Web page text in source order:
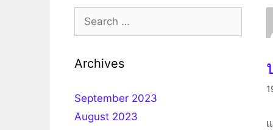
Archives
September 2023
August 2023